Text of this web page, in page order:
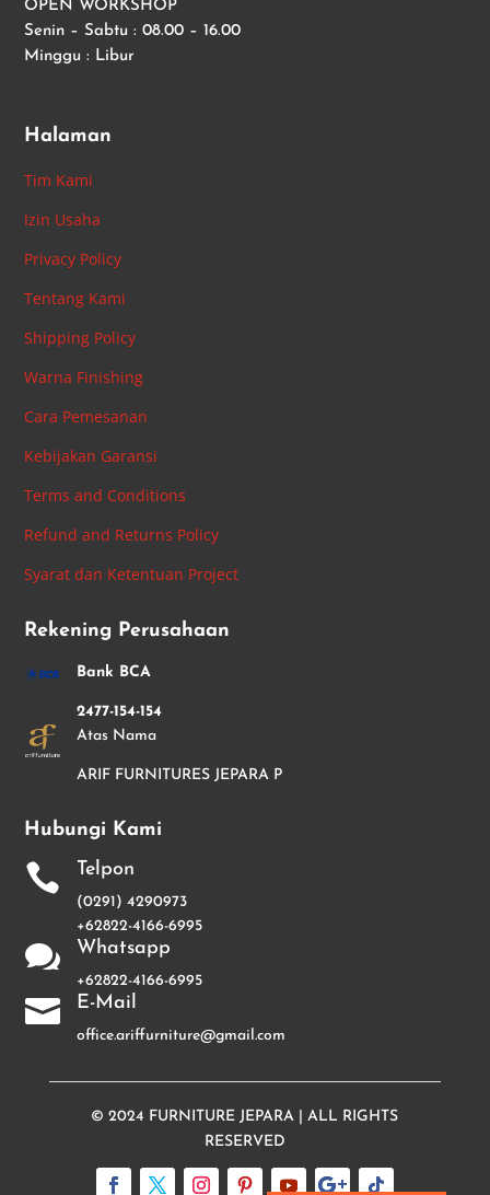
OPEN WORKSHOP
Senin – Sabtu : 08.00 – 16.00
Minggu : Libur
Halaman
Tim Kami
Izin Usaha
Privacy Policy
Tentang Kami
Shipping Policy
Warna Finishing
Cara Pemesanan
Kebijakan Garansi
Terms and Conditions
Refund and Returns Policy
Syarat dan Ketentuan Project
Rekening Perusahaan
Bank BCA
2477-154-154
Atas Nama
ARIF FURNITURES JEPARA P
Hubungi Kami
 Telpon
(0291) 4290973
+62822-4166-6995
 Whatsapp
+62822-4166-6995
 E-Mail
office.ariffurniture@gmail.com
© 2024 FURNITURE JEPARA | ALL RIGHTS
RESERVED